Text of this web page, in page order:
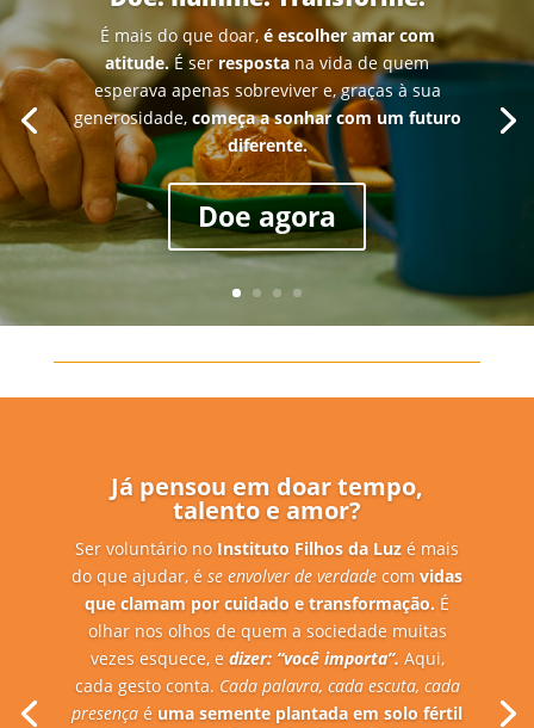
É mais do que doar,é escolher amar com
atitude.É serresposta na vida de quem
esperava apenas sobreviver e, graças à sua
generosidade, começa a sonhar com um futuro
diferente.
Doe agora
Já pensou em doar tempo,
talento e amor?
Ser voluntário no Instituto Filhos da Luz é mais
do que ajudar, é se envolver de verdade com vidas
que clamam por cuidado e transformação. É
olhar nos olhos de quem a sociedade muitas
vezes esquece, e dizer: “você importa”. Aqui,
cada gesto conta. Cada palavra, cada escuta, cada
presença é uma semente plantada em solo fértil